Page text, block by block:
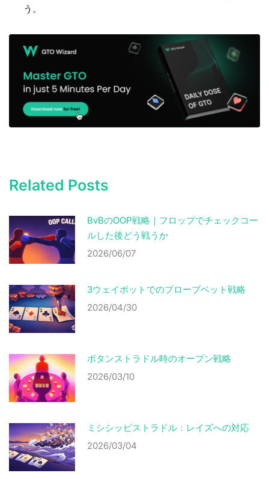
う。
Related Posts
BvBのOOP戦略｜フロップでチェックコー
ルした後どう戦うか
2026/06/07
3ウェイポットでのプローブベット戦略
2026/04/30
ボタンストラドル時のオープン戦略
2026/03/10
ミシシッピストラドル：レイズへの対応
2026/03/04